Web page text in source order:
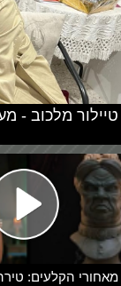
מאחורי הקלעים:
טיילור מלכוב -